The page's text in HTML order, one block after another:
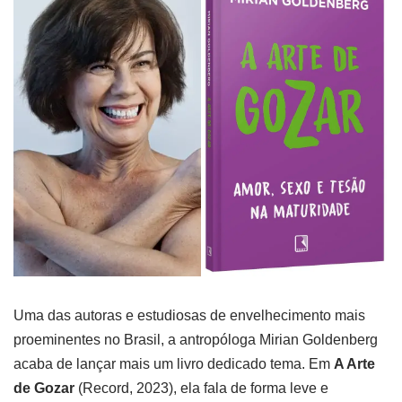
Uma das autoras e estudiosas de envelhecimento mais
proeminentes no Brasil, a antropóloga Mirian Goldenberg
acaba de lançar mais um livro dedicado tema. Em A Arte
de Gozar (Record, 2023), ela fala de forma leve e